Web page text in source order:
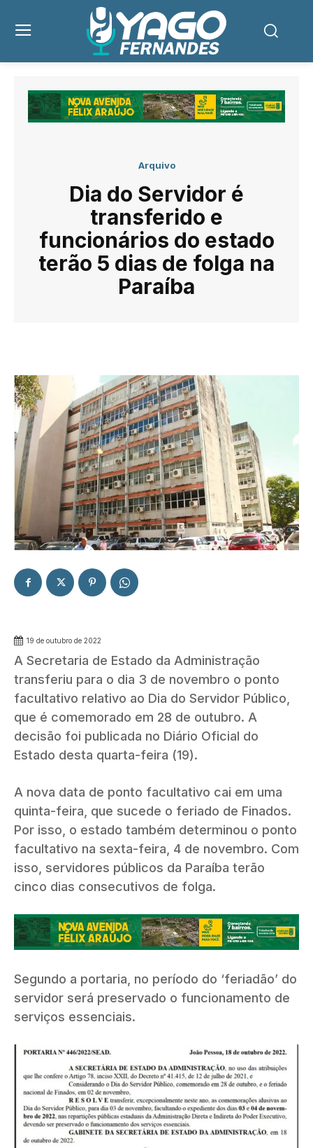
Arquivo
Dia do Servidor é
transferido e
funcionários do estado
terão 5 dias de folga na
Paraíba
19 de outubro de 2022
A Secretaria de Estado da Administração
transferiu para o dia 3 de novembro o ponto
facultativo relativo ao Dia do Servidor Público,
que é comemorado em 28 de outubro. A
decisão foi publicada no Diário Oficial do
Estado desta quarta-feira (19).
A nova data de ponto facultativo cai em uma
quinta-feira, que sucede o feriado de Finados.
Por isso, o estado também determinou o ponto
facultativo na sexta-feira, 4 de novembro. Com
isso, servidores públicos da Paraíba terão
cinco dias consecutivos de folga.
Segundo a portaria, no período do ‘feriadão’ do
servidor será preservado o funcionamento de
serviços essenciais.